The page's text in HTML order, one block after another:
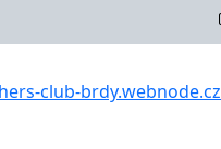
club-brdy.webnode.cz